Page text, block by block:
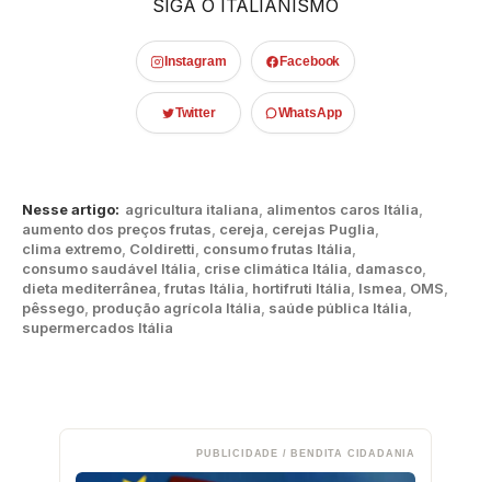
SIGA O ITALIANISMO
Instagram Facebook
Twitter WhatsApp
Nesse artigo: agricultura italiana, alimentos caros Itália,
aumento dos preços frutas, cereja, cerejas Puglia,
clima extremo, Coldiretti, consumo frutas Itália,
consumo saudável Itália, crise climática Itália, damasco,
dieta mediterrânea,frutas Itália, hortifruti Itália, Ismea, OMS,
pêssego, produção agrícola Itália, saúde pública Itália,
supermercados Itália
PUBLICIDADE / BENDITA CIDADANIA